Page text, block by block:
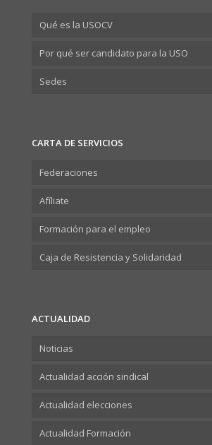
Qué es la USOCV
Por qué ser candidato para la USO
Sedes
CARTA DE SERVICIOS
Federaciones
Afíliate
Formación para el empleo
Caja de Resistencia y Solidaridad
ACTUALIDAD
Noticias
Actualidad acción sindical
Actualidad elecciones
Actualidad Formación